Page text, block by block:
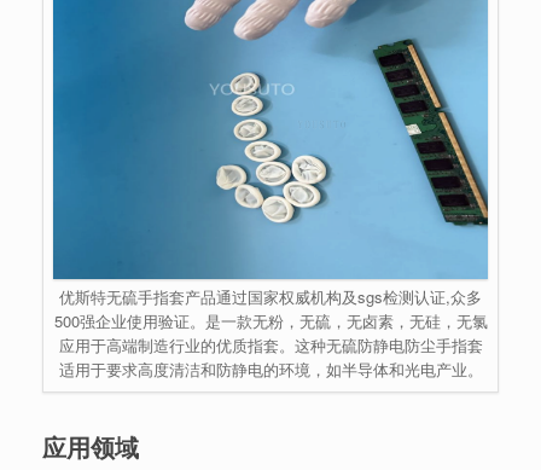
优斯特无硫手指套产品通过国家权威机构及sgs检测认证,众多
500强企业使用验证。是一款无粉，无硫，无卤素，无硅，无氯
应用于高端制造行业的优质指套。这种无硫防静电防尘手指套
适用于要求高度清洁和防静电的环境，如半导体和光电产业。
应用领域